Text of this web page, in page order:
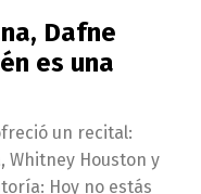
Dafne
es una
un recital:
Whitney Houston y
Hoy no estás